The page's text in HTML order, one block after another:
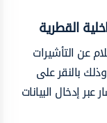
‏القطرية
عن التأشيرات
بالنقر على
إدخال البيانات